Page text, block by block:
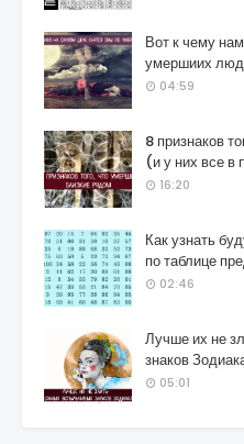
Вот к чему
умершиих
04:59
8 признаков
(и у них все в
16:20
Как узнать
по таблице
02:46
Лучше их не
знаков
05:01